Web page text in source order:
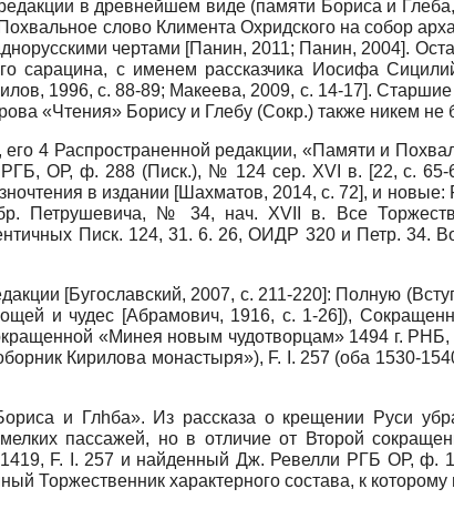
в древнейшем виде (памяти Бориса и
слово Климента Охридского на собор
чертами [Панин, 2011; Панин, 2004].
сарацина, с именем рассказчика Иосифа
1996, с. 88-89; Макеева, 2009, с. 14-17]. Старшие
«Чтения» Борису и Глебу (Сокр.) также никем не
4 Распространенной редакции, «Памяти и
ОР, ф. 288 (Писк.), № 124 сер. XVI в. [22, с. 65-
в издании [Шахматов, 2014, с. 72], и
Петрушевича, № 34, нач. XVII в. Все
Писк. 124, 31. 6. 26, ОИДР 320 и Петр. 34.
[Бугославский, 2007, с. 211-220]: Полную
и чудес [Абрамович, 1916, с. 1-26]),
«Минея новым чудотворцам» 1494 г.
Кирилова монастыря»), F. I. 257 (оба 1530-
и Глhба». Из рассказа о крещении Руси
пассажей, но в отличие от Второй
F. I. 257 и найденный Дж. Ревелли РГБ ОР, ф.
Торжественник характерного состава, к